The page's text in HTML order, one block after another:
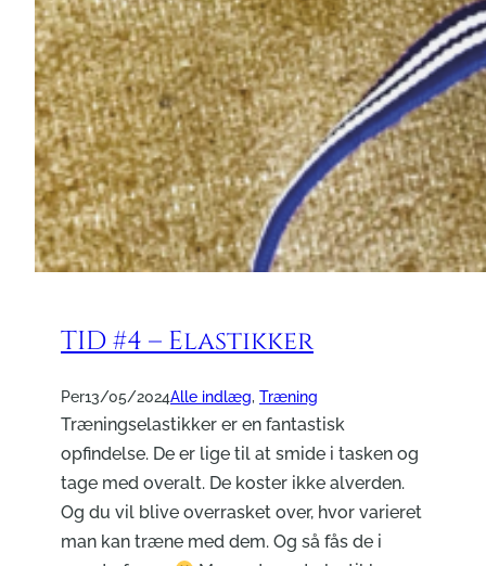
TID #4 – Elastikker
Per13/05/2024Alle indlæg, Træning
Træningselastikker er en fantastisk
opfindelse. De er lige til at smide i tasken og
tage med overalt. De koster ikke alverden.
Og du vil blive overrasket over, hvor varieret
man kan træne med dem. Og så fås de i